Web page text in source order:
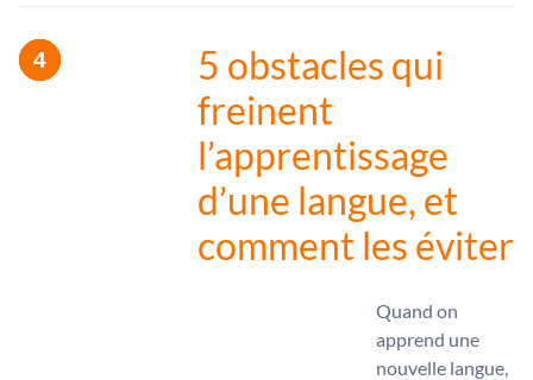
5 obstacles qui
freinent
l’apprentissage
d’une langue, et
comment les éviter
Quand on
apprend une
nouvelle langue,